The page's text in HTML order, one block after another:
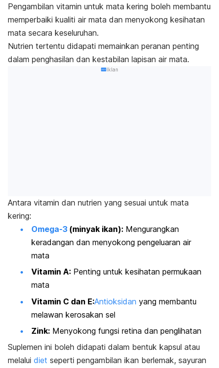
Pengambilan vitamin untuk mata kering boleh membantu
memperbaiki kualiti air mata dan menyokong kesihatan
mata secara keseluruhan.
Nutrien tertentu didapati memainkan peranan penting
dalam penghasilan dan kestabilan lapisan air mata.
Iklan
Antara vitamin dan nutrien yang sesuai untuk mata
kering:
Omega-3 (minyak ikan): Mengurangkan
keradangan dan menyokong pengeluaran air
mata
Vitamin A: Penting untuk kesihatan permukaan
mata
Vitamin C dan E:Antioksidan yang membantu
melawan kerosakan sel
Zink: Menyokong fungsi retina dan penglihatan
Suplemen ini boleh didapati dalam bentuk kapsul atau
melalui diet seperti pengambilan ikan berlemak, sayuran